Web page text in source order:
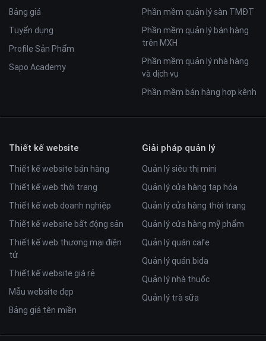
Bảng giá
Tuyển dụng
Profile Sản Phẩm
Sapo Academy
Phần mềm quản lý sàn TMĐT
Phần mềm quản lý bán hàng
trên MXH
Phần mềm quản lý nhà hàng
và dịch vụ
Phần mềm bán hàng hợp kênh
Thiết kế website
Thiết kế website bán hàng
Thiết kế web thời trang
Thiết kế web doanh nghiệp
Thiết kế website bất động sản
Thiết kế web thương mại điện
tử
Thiết kế website giá rẻ
Mẫu website đẹp
Bảng giá tên miền
Giải pháp quản lý
Quản lý siêu thị mini
Quản lý cửa hàng tạp hóa
Quản lý cửa hàng thời trang
Quản lý cửa hàng mỹ phẩm
Quản lý quán cafe
Quản lý quán bida
Quản lý nhà thuốc
Quản lý trà sữa